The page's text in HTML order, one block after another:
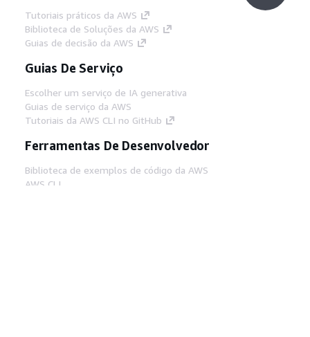
Tutoriais práticos da AWS
Biblioteca de Soluções da AWS
Guias de decisão da AWS
Guias De Serviço
Escolher um serviço de IA generativa
Guias de serviço da AWS
Tutoriais da AWS CLI no GitHub
Ferramentas De Desenvolvedor
Biblioteca de exemplos de código da AWS
AWS CLI